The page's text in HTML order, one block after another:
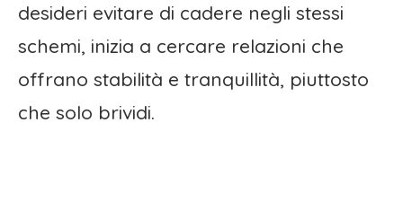
desideri evitare di cadere negli stessi
schemi, inizia a cercare relazioni che
offrano stabilità e tranquillità, piuttosto
che solo brividi.